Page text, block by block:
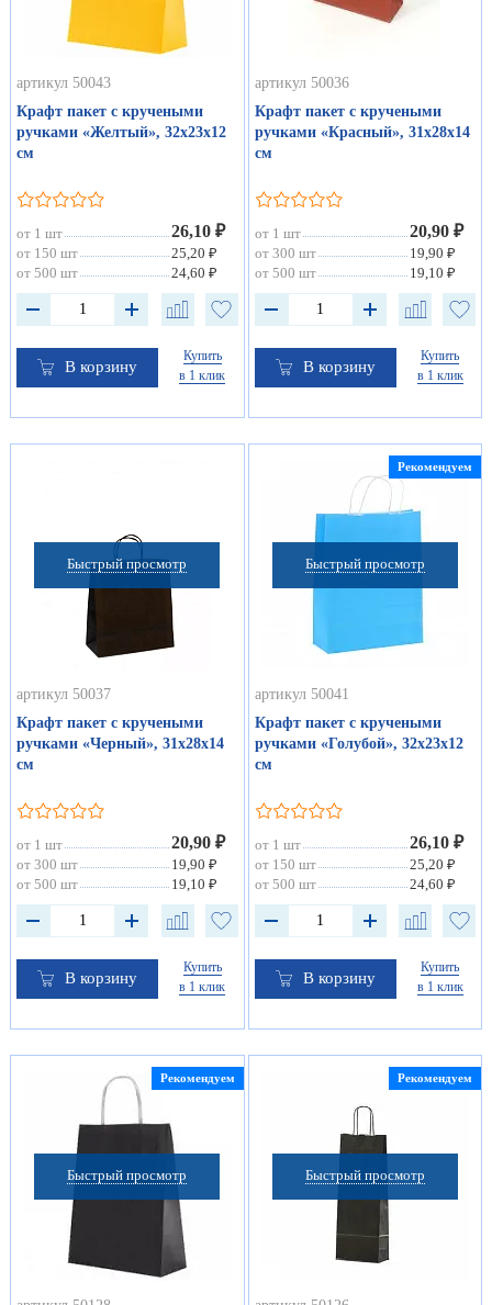
артикул 50043
Крафт пакет с кручеными
ручками «Желтый», 32х23х12
см
от 1 шт 26,10 ₽
от 150 шт
25,20 ₽
от 500 шт
24,60 ₽
В корзину
Купить
в 1 клик
артикул 50036
Крафт пакет с кручеными
ручками «Красный», 31х28х14
см
от 1 шт 20,90 ₽
от 300 шт
19,90 ₽
от 500 шт
19,10 ₽
В корзину
Купить
в 1 клик
Быстрый просмотр
артикул 50037
Крафт пакет с кручеными
ручками «Черный», 31х28х14
см
от 1 шт 20,90 ₽
от 300 шт
19,90 ₽
от 500 шт
19,10 ₽
В корзину
Купить
в 1 клик
Быстрый просмотр
Рекомендуем
артикул 50041
Крафт пакет с кручеными
ручками «Голубой», 32х23х12
см
от 1 шт 26,10 ₽
от 150 шт
25,20 ₽
от 500 шт
24,60 ₽
В корзину
Купить
в 1 клик
Быстрый просмотр
Рекомендуем
Быстрый просмотр
Рекомендуем